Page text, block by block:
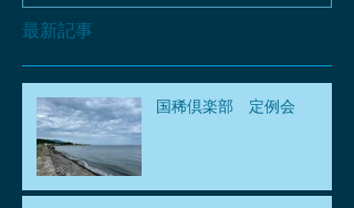
最新記事
国稀倶楽部 定例会